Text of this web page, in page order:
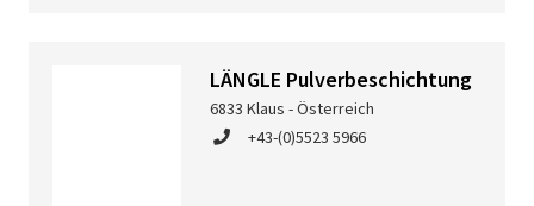
LÄNGLE Pulverbeschichtung
6833 Klaus - Österreich
+43-(0)5523 5966